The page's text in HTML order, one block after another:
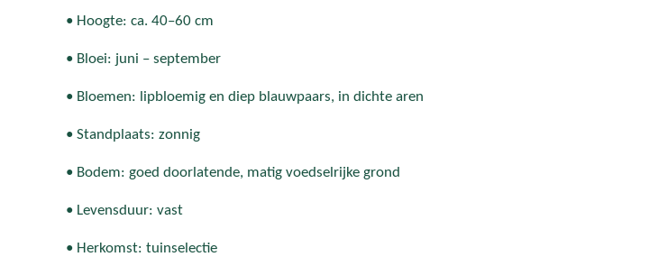
• Hoogte: ca. 40–60 cm
• Bloei: juni – september
• Bloemen: lipbloemig en diep blauwpaars, in dichte aren
• Standplaats: zonnig
• Bodem: goed doorlatende, matig voedselrijke grond
• Levensduur: vast
• Herkomst: tuinselectie